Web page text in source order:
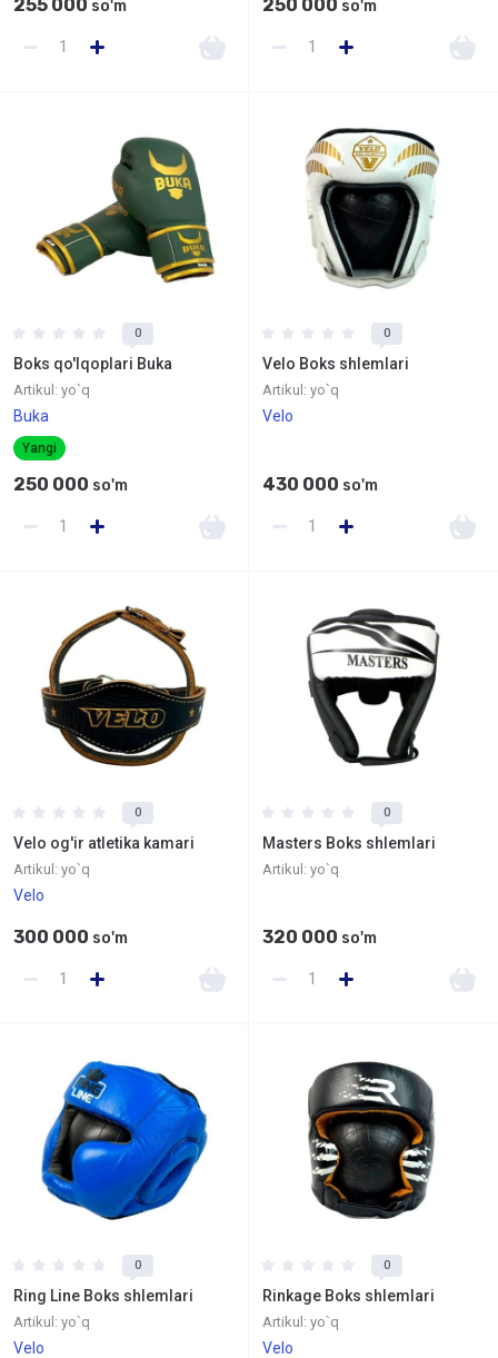
255 000 so'm 250 000 so'm
0
Boks qo'lqoplari Buka
Artikul: yo`q
Buka
Yangi
250 000 so'm
0
Velo Boks shlemlari
Artikul: yo`q
Velo
430 000 so'm
0
Velo og'ir atletika kamari
Artikul: yo`q
Velo
300 000 so'm
0
Masters Boks shlemlari
Artikul: yo`q
320 000 so'm
0
Ring Line Boks shlemlari
Artikul: yo`q
Velo
0
Rinkage Boks shlemlari
Artikul: yo`q
Velo